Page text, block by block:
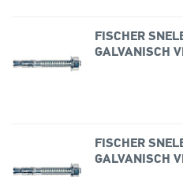
FISCHER
GALVANISCH
FISCHER
GALVANISCH